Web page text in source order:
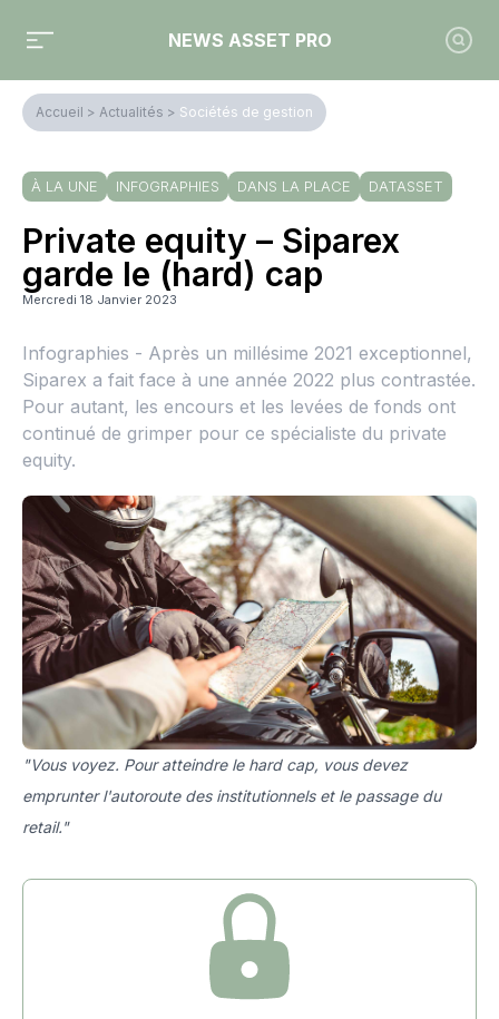
NEWS ASSET PRO
Accueil > Actualités > Sociétés de gestion
À LA UNE INFOGRAPHIES DANS LA PLACE DATASSET
Private equity – Siparex
garde le (hard) cap
Mercredi 18 Janvier 2023
Infographies - Après un millésime 2021 exceptionnel,
Siparex a fait face à une année 2022 plus contrastée.
Pour autant, les encours et les levées de fonds ont
continué de grimper pour ce spécialiste du private
equity.
"Vous voyez. Pour atteindre le hard cap, vous devez
emprunter l'autoroute des institutionnels et le passage du
retail."